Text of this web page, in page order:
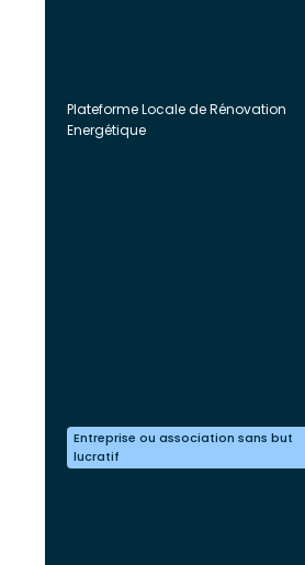
Plateforme Locale de Rénovation
Energétique
Entreprise ou association sans but
lucratif